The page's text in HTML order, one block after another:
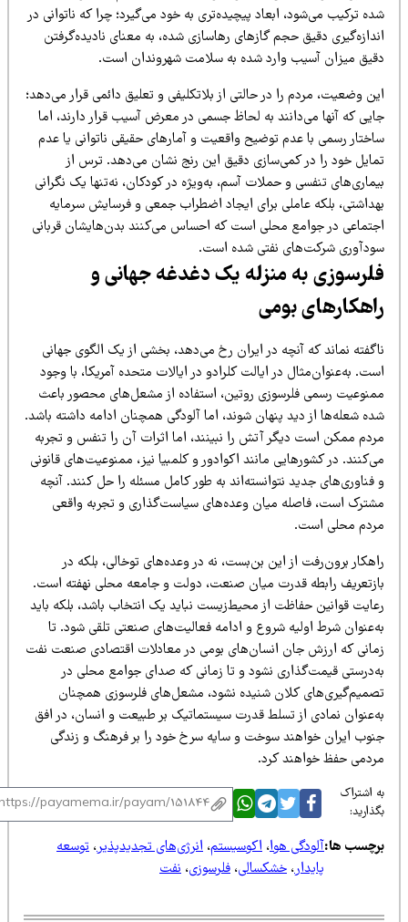
ترکیب می‌شود، ابعاد پیچیده‌تری به خود می‌گیرد؛ چرا که ناتوانی در
دقیق حجم گازهای رهاسازی شده، به معنای نادیده‌گرفتن
میزان آسیب وارد شده به سلامت شهروندان است.
وضعیت، مردم را در حالتی از بلاتکلیفی و تعلیق دائمی قرار می‌دهد؛
که آنها می‌دانند به لحاظ جسمی در معرض آسیب قرار دارند، اما
رسمی با عدم توضیح واقعیت و آمارهای حقیقی ناتوانی یا عدم
خود را در کمی‌سازی دقیق این رنج نشان می‌دهد. ترس از
تنفسی و حملات آسم، به‌ویژه در کودکان، نه‌تنها یک نگرانی
بلکه عاملی برای ایجاد اضطراب جمعی و فرسایش سرمایه
در جوامع محلی است که احساس می‌کنند بدن‌هایشان قربانی
شرکت‌های نفتی شده است.
به منزله یک دغدغه جهانی و
بومی
نماند که آنچه در ایران رخ می‌دهد، بخشی از یک الگوی جهانی
به‌عنوان‌مثال در ایالت کلرادو در ایالات متحده آمریکا، با وجود
رسمی فلرسوزی روتین، استفاده از مشعل‌های محصور باعث
شعله‌ها از دید پنهان شوند، اما آلودگی همچنان ادامه داشته باشد.
ممکن است دیگر آتش را نبینند، اما اثرات آن را تنفس و تجربه
در کشورهایی مانند اکوادور و کلمبیا نیز، ممنوعیت‌های قانونی
فناوری‌های جدید نتوانسته‌اند به طور کامل مسئله را حل کنند. آنچه
است، فاصله میان وعده‌های سیاست‌گذاری و تجربه واقعی
محلی است.
برون‌رفت از این بن‌بست، نه در وعده‌های توخالی، بلکه در
رابطه قدرت میان صنعت، دولت و جامعه محلی نهفته است.
قوانین حفاظت از محیط‌زیست نباید یک انتخاب باشد، بلکه باید
شرط اولیه شروع و ادامه فعالیت‌های صنعتی تلقی شود. تا
که ارزش جان انسان‌های بومی در معادلات اقتصادی صنعت نفت
قیمت‌گذاری نشود و تا زمانی که صدای جوامع محلی در
کلان شنیده نشود، مشعل‌های فلرسوزی همچنان
نمادی از تسلط قدرت سیستماتیک بر طبیعت و انسان، در افق
ایران خواهند سوخت و سایه سرخ خود را بر فرهنگ و زندگی
حفظ خواهند کرد.
اشتراک
ها:آلودگی هوا،اکوسیستم،انرژی‌های تجدیدپذیر،توسعه
،خشکسالی،فلرسوزی،نفت